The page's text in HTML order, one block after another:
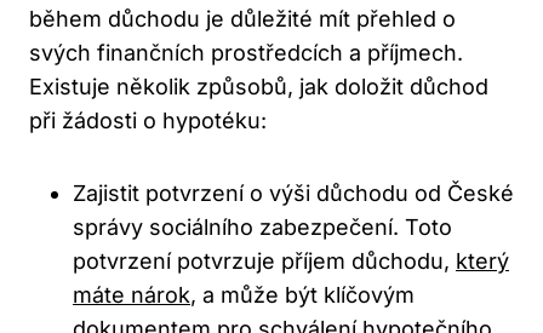
během důchodu je důležité mít přehled o
svých finančních prostředcích a příjmech.
Existuje několik způsobů, jak doložit důchod
při žádosti o hypotéku:
Zajistit potvrzení o výši důchodu od České
správy sociálního zabezpečení. Toto
potvrzení potvrzuje příjem důchodu, který
máte nárok, a může být klíčovým